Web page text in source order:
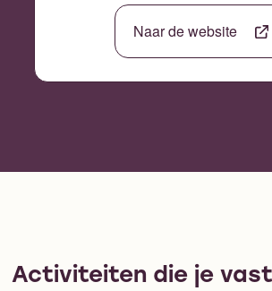
Naar de website
Activiteiten die je